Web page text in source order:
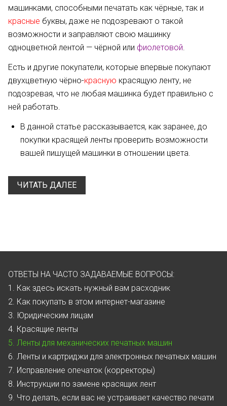
машинками, способными печатать как чёрные, так и
красные буквы, даже не подозревают о такой
возможности и заправляют свою машинку
одноцветной лентой — чёрной или фиолетовой.
Есть и другие покупатели, которые впервые покупают
двухцветную чёрно-красную красящую ленту, не
подозревая, что не любая машинка будет правильно с
ней работать.
В данной статье рассказывается, как заранее, до
покупки красящей ленты проверить возможности
вашей пишущей машинки в отношении цвета.
ЧИТАТЬ ДАЛЕЕ
ОТВЕТЫ НА ЧАСТО ЗАДАВАЕМЫЕ ВОПРОСЫ:
1. Как здесь искать нужный вам расходник
2. Как покупать в этом интернет-магазине
3. Юридическим лицам
4. Красящие ленты
5. Ленты для механических печатных машин
6. Ленты и картриджи для электронных печатных машин
7. Исправление опечаток (корректоры)
8. Инструкции по замене красящих лент
9. Что делать, если вас не устраивает качество печати